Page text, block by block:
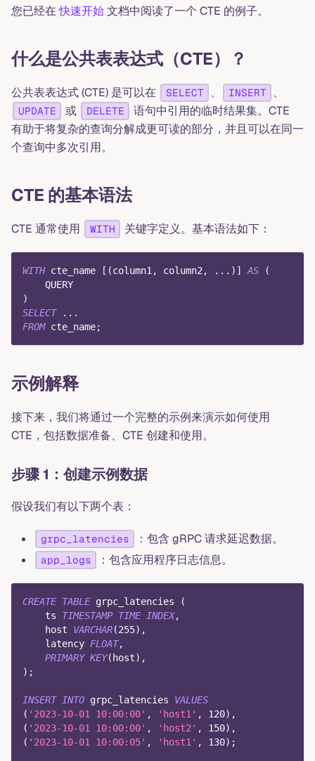
您已经在快速开始文档中阅读了一个 CTE 的例子。
什么是公共表表达式（CTE）？
公共表表达式 (CTE) 是可以在 SELECT 、 INSERT 、
UPDATE 或 DELETE
语句中引用的临时结果集。CTE
有助于将复杂的查询分解成更可读的部分，并且可以在同一
个查询中多次引用。
CTE 的基本语法
CTE 通常使用 WITH 关键字定义。基本语法如下：
WITH cte_name [ (column1 , column2 , . . . ) ] AS
(
    QUERY
)
SELECT
. . .
FROM cte_name;
示例解释
接下来，我们将通过一个完整的示例来演示如何使用
CTE，包括数据准备、CTE 创建和使用。
步骤 1：创建示例数据
假设我们有以下两个表：
grpc_latencies ：包含 gRPC 请求延迟数据。
app_logs ：包含应用程序日志信息。
CREATE TABLE grpc_latencies
(
    ts
TIMESTAMP TIME INDEX,
    host
VARCHAR(255) ,
    latency
FLOAT,
PRIMARY KEY( host) ,
) ;
INSERT INTO grpc_latencies VALUES
( '2023-10-01 10:00:00' , 'host1' , 120) ,
( '2023-10-01 10:00:00' , 'host2' , 150) ,
( '2023-10-01 10:00:05' , 'host1' , 130) ;